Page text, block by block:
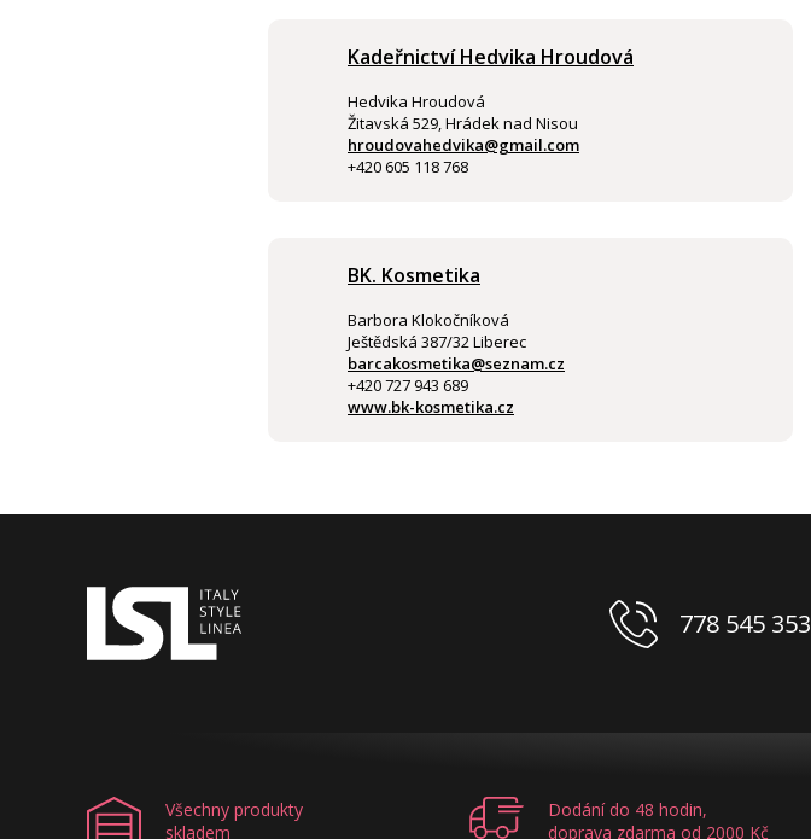
Kadeřnictví Hedvika Hroudová
Hedvika Hroudová
Žitavská 529, Hrádek nad Nisou
hroudovahedvika@gmail.com
+420 605 118 768
BK. Kosmetika
Barbora Klokočníková
Ještědská 387/32 Liberec
barcakosmetika@seznam.cz
+420 727 943 689
www.bk-kosmetika.cz
778 545 353
Všechny produkty
skladem
Dodání do 48 hodin,
doprava zdarma od 2000 Kč